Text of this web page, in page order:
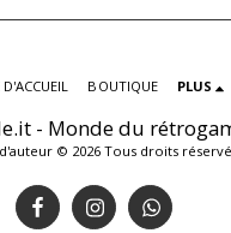
- Monde du
© 2026 Tous droits
BOUTIQUE PLUS